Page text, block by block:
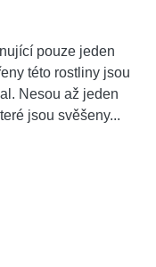
pouze jeden
této rostliny jsou
Nesou až jeden
jsou svěšeny...